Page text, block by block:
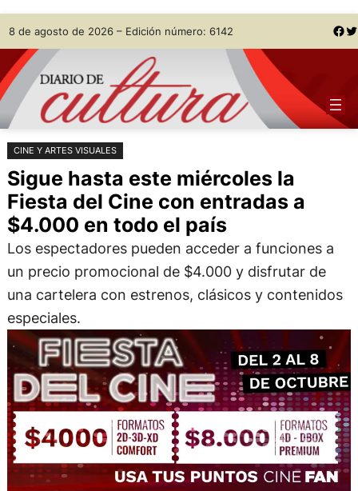
Saltar
al
contenido
Skip
to
content
8 de agosto de 2026 – Edición número: 6142 Facebook Twitter
CINE Y ARTES VISUALES
Sigue hasta este miércoles la
Fiesta del Cine con entradas a
$4.000 en todo el país
Los espectadores pueden acceder a funciones a
un precio promocional de $4.000 y disfrutar de
una cartelera con estrenos, clásicos y contenidos
especiales.